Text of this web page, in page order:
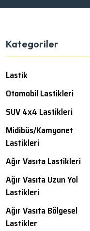
Kategoriler
Lastik
Otomobil Lastikleri
SUV 4x4 Lastikleri
Midibüs/Kamyonet
Lastikleri
Ağır Vasıta Lastikleri
Ağır Vasıta Uzun Yol
Lastikleri
Ağır Vasıta Bölgesel
Lastikler